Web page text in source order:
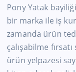
Pony Yatak
bir marka ile iş
zamanda ürün
çalışabilme
ürün yelpazesi